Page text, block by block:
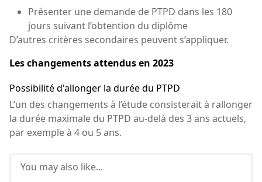
Présenter une demande de PTPD dans les 180
jours suivant l’obtention du diplôme
D’autres critères secondaires peuvent s’appliquer.
Les changements attendus en 2023
Possibilité d'allonger la durée du PTPD
L’un des changements à l’étude consisterait à rallonger
la durée maximale du PTPD au-delà des 3 ans actuels,
par exemple à 4 ou 5 ans.
You may also like...